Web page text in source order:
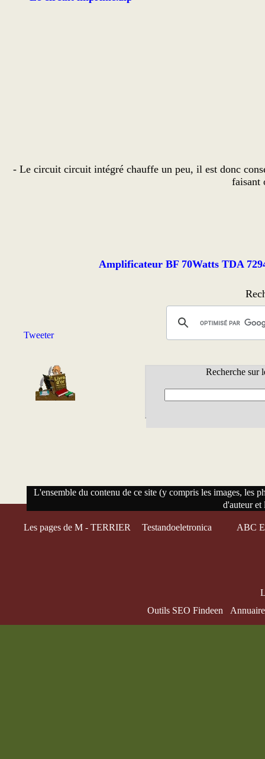
- Le circuit circuit intégré chauffe un peu, il est donc
faisant
Amplificateur BF 70Watts TDA
Tweeter
Recherche sur
L'ensemble du contenu de ce site (y compris les images, les
d'auteur et
Les pages de M - TERRIER Testandoeletronica ABC
Outils SEO Findeen